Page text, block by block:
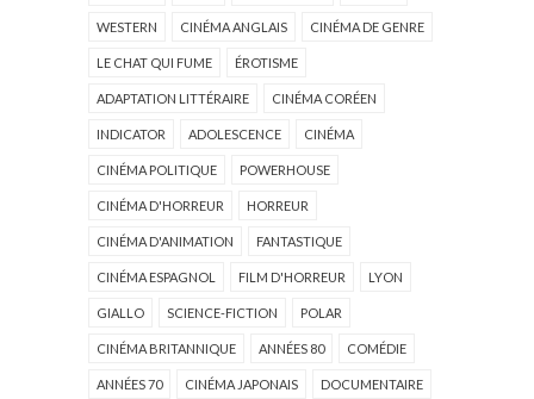
WESTERN CINÉMA ANGLAIS CINÉMA DE GENRE
LE CHAT QUI FUME ÉROTISME
ADAPTATION LITTÉRAIRE CINÉMA CORÉEN
INDICATOR ADOLESCENCE CINÉMA
CINÉMA POLITIQUE POWERHOUSE
CINÉMA D'HORREUR HORREUR
CINÉMA D'ANIMATION FANTASTIQUE
CINÉMA ESPAGNOL FILM D'HORREUR LYON
GIALLO SCIENCE-FICTION POLAR
CINÉMA BRITANNIQUE ANNÉES 80 COMÉDIE
ANNÉES 70 CINÉMA JAPONAIS DOCUMENTAIRE